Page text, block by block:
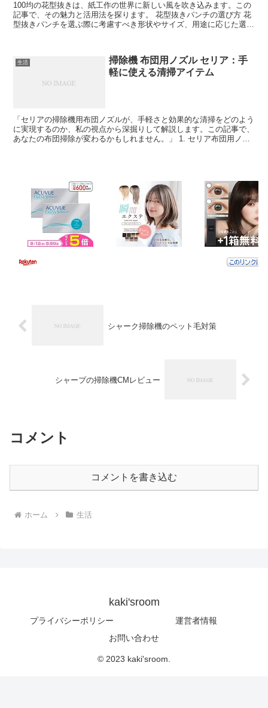
100均の花型抜きは、紙工作の世界に新しい風を吹き込みます。この
記事で、その魅力と活用法を探ります。 花型抜きパンチの選び方 花
型抜きパンチを選ぶ際に考慮すべき形状やサイズ、用途に応じた選択
生活
掃除機 布団用ノズル セリア：手
軽に使える清掃アイテム
「セリアの掃除機用布団ノズルが、手軽さと効果的な清掃をどのよう
に実現するのか、私の視点から深掘りして解説します。この記事で、
あなたの布団掃除が変わるかもしれません。」 1. セリア布団用ノズ
シャーク掃除機のペット毛対策
シャープの掃除機CMレビュー
コメント
コメントを書き込む
ホーム 生活
kaki'sroom
プライバシーポリシー
運営者情報
お問い合わせ
© 2023 kaki'sroom.